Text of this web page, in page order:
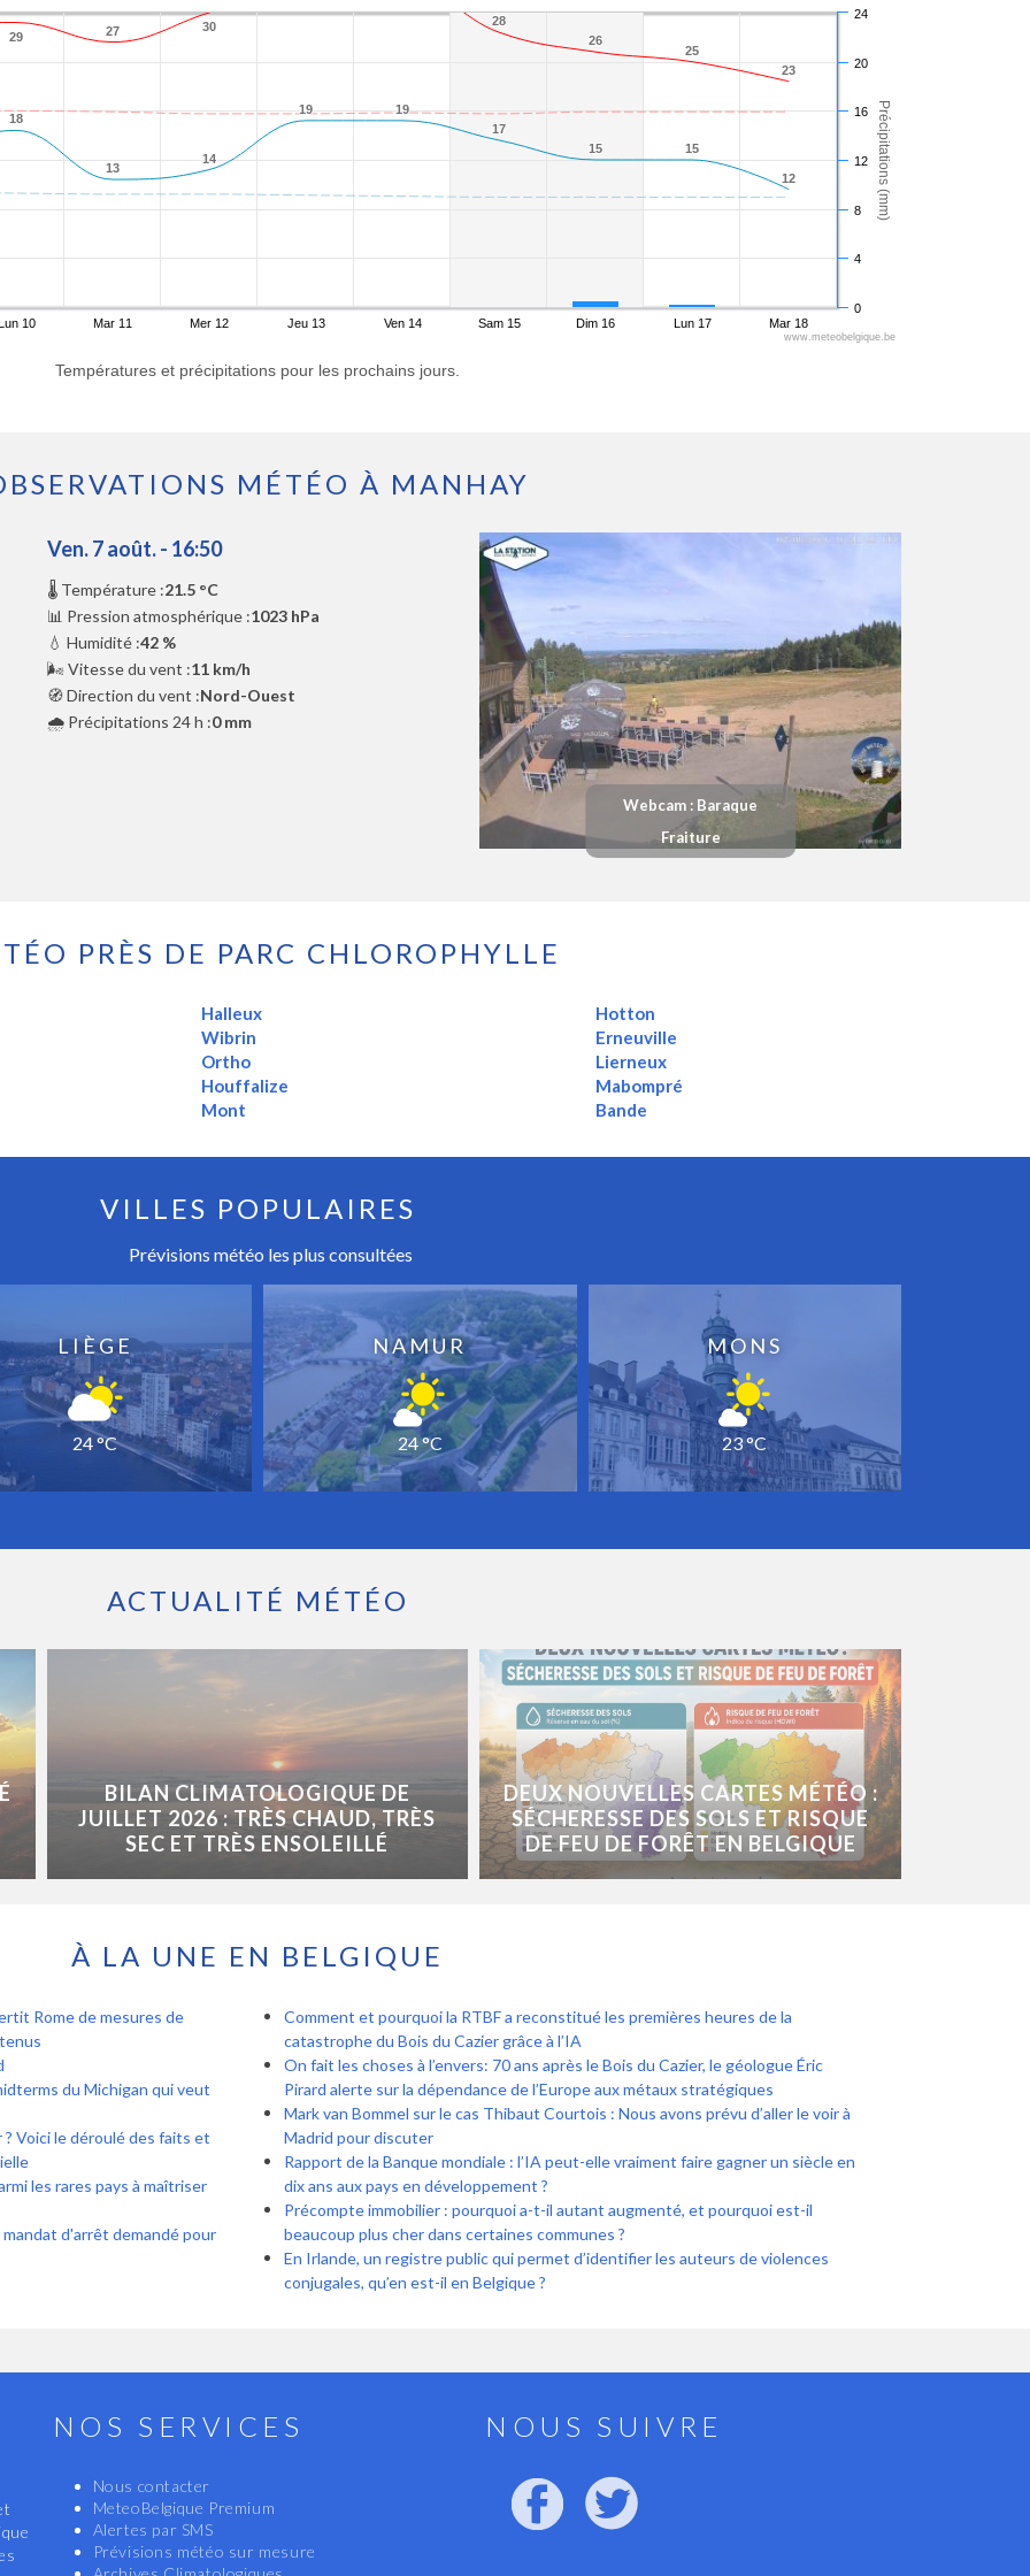
Précipitations (mm)
29
29 27
27 30
30 28
28
26
26
25
25
23
23
18
18
13
13
14
14
19
19 19
19
17
17
15
15 15
15
12
12
10 Mar 11 Mer 12 Jeu 13 Ven 14 Sam 15 Dim 16 Lun 17 Mar 18
0
4
8
12
16
20
24
www.meteobelgique.be
Températures et précipitations pour les prochains jours.
MÉTÉO À MANHAY
Ven. 7 août. - 16:50
🌡️ Température :21.5 °C
📊 Pression atmosphérique :1023 hPa
💧 Humidité :42 %
🌬️ Vitesse du vent :11 km/h
🧭 Direction du vent :Nord-Ouest
🌧️ Précipitations 24 h :0 mm
Webcam : Baraque
Fraiture
PRÈS DE PARC CHLOROPHYLLE
Halleux
Wibrin
Ortho
Houffalize
Mont
Hotton
Erneuville
Lierneux
Mabompré
Bande
VILLES POPULAIRES
Prévisions météo les plus consultées
LIÈGE
24 °C
NAMUR
24 °C
MONS
23 °C
ACTUALITÉ MÉTÉO
BILAN CLIMATOLOGIQUE DE
JUILLET 2026 : TRÈS CHAUD, TRÈS
SEC ET TRÈS ENSOLEILLÉ
DEUX NOUVELLES CARTES MÉTÉO :
SÉCHERESSE DES SOLS ET RISQUE
DE FEU DE FORÊT EN BELGIQUE
À LA UNE EN BELGIQUE
Rome de mesures de
du Michigan qui veut
? Voici le déroulé des faits et
les rares pays à maîtriser
d'arrêt demandé pour
Comment et pourquoi la RTBF a reconstitué les premières heures de la
catastrophe du Bois du Cazier grâce à l’IA
On fait les choses à l’envers: 70 ans après le Bois du Cazier, le géologue Éric
Pirard alerte sur la dépendance de l’Europe aux métaux stratégiques
Mark van Bommel sur le cas Thibaut Courtois : Nous avons prévu d’aller le voir à
Madrid pour discuter
Rapport de la Banque mondiale : l’IA peut-elle vraiment faire gagner un siècle en
dix ans aux pays en développement ?
Précompte immobilier : pourquoi a-t-il autant augmenté, et pourquoi est-il
beaucoup plus cher dans certaines communes ?
En Irlande, un registre public qui permet d’identifier les auteurs de violences
conjugales, qu’en est-il en Belgique ?
NOS SERVICES
Nous contacter
MeteoBelgique Premium
Alertes par SMS
Prévisions météo sur mesure
NOUS SUIVRE